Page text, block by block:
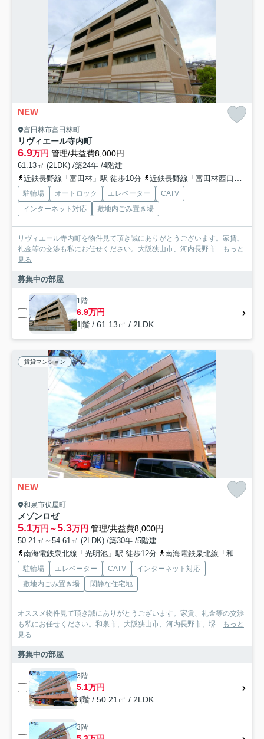
NEW
富田林市富田林町
リヴィエール寺内町
6.9万円 管理/共益費8,000円
61.13㎡ (2LDK) /築24年 /4階建
近鉄長野線「富田林」駅 徒歩10分
近鉄長野線「富田林西口」駅 徒歩12分
駐輪場 オートロック エレベーター
CATV
インターネット対応
敷地内ごみ置き場
リヴィエール寺内町を物件見て頂き誠にありがとうございます。家賃、
礼金等の交渉も私にお任せください。大阪狭山市、河内長野市... もっと
見る
募集中の部屋
1階
6.9万円
1階 / 61.13㎡ / 2LDK
賃貸マンション
NEW
和泉市伏屋町
メゾンロゼ
5.1万円～5.3万円 管理/共益費8,000円
50.21㎡～54.61㎡ (2LDK) /築30年 /5階建
南海電鉄泉北線「光明池」駅 徒歩12分
南海電鉄泉北線「和泉中央」駅 徒歩25分
駐輪場 エレベーター CATV
インターネット対応
敷地内ごみ置き場
閑静な住宅地
オススメ物件見て頂き誠にありがとうございます。家賃、礼金等の交渉
も私にお任せください。和泉市、大阪狭山市、河内長野市、堺...
もっと
見る
募集中の部屋
3階
5.1万円
3階 / 50.21㎡ / 2LDK
3階